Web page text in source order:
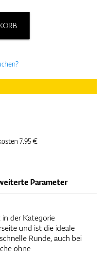
7.95 €
Parameter
der Kategorie
und ist die ideale
Runde, auch bei
ohne